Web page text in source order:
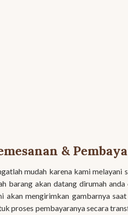
&
mudah karena kami melayani
barang akan datang dirumah
akan mengirimkan gambarnya
proses pembayaranya secara